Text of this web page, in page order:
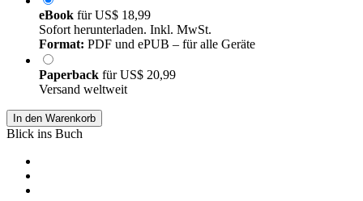
eBook fürUS$ 18,99
Sofort herunterladen. Inkl. MwSt.
Format: PDF und ePUB – für alle Geräte
Paperback fürUS$ 20,99
Versand weltweit
In den Warenkorb
Blick ins Buch